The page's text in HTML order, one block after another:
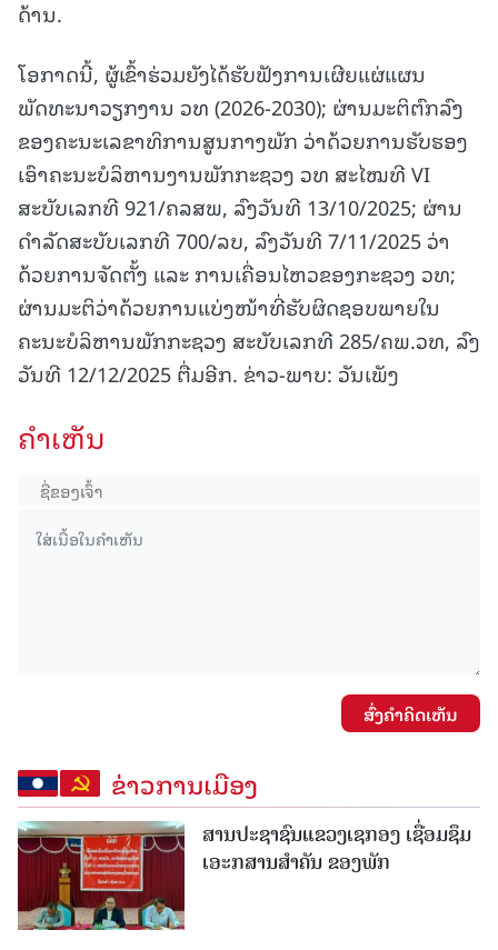
ດ້ານ.
ໂອກາດນີ້, ຜູ້ເຂົ້າຮ່ວມຍັງໄດ້ຮັບຟັງການເຜີຍແຜ່ແຜນ
ພັດທະນາວຽກງານ ວທ (2026-2030); ຜ່ານມະຕິຕົກລົງ
ຂອງຄະນະເລຂາທິການສູນກາງພັກ ວ່າດ້ວຍການຮັບຮອງ
ເອົາຄະນະບໍລິຫານງານພັກກະຊວງ ວທ ສະໄໝທີ VI
ສະບັບເລກທີ 921/ຄລສພ, ລົງວັນທີ 13/10/2025; ຜ່ານ
ດໍາລັດສະບັບເລກທີ 700/ລບ, ລົງວັນທີ 7/11/2025 ວ່າ
ດ້ວຍການຈັດຕັ້ງ ແລະ ການເຄື່ອນໄຫວຂອງກະຊວງ ວທ;
ຜ່ານມະຕິວ່າດ້ວຍການແບ່ງໜ້າທີ່ຮັບຜິດຊອບພາຍໃນ
ຄະນະບໍລິຫານພັກກະຊວງ ສະບັບເລກທີ 285/ຄພ.ວທ, ລົງ
ວັນທີ 12/12/2025 ຕື່ມອີກ. ຂ່າວ-ພາບ: ວັນເພັງ
ຄໍາເຫັນ
ສົ່ງຄໍາຄິດເຫັນ
ຂ່າວການເມືອງ
ສານປະຊາຊົນແຂວງເຊກອງ ເຊື່ອມຊຶມ
ເອະກສານສໍາຄັນ ຂອງພັກ